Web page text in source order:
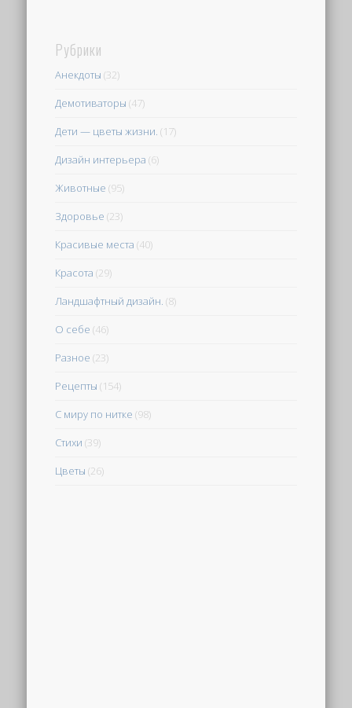
Рубрики
Анекдоты (32)
Демотиваторы (47)
Дети — цветы жизни. (17)
Дизайн интерьера (6)
Животные (95)
Здоровье (23)
Красивые места (40)
Красота (29)
Ландшафтный дизайн. (8)
О себе (46)
Разное (23)
Рецепты (154)
С миру по нитке (98)
Стихи (39)
Цветы (26)